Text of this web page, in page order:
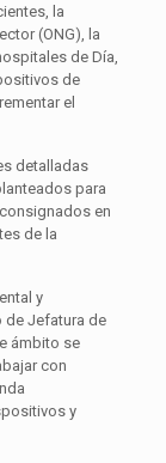
la
(ONG), la
de Día,
de
el
detalladas
para
en
de la
y
de Jefatura de
ámbito se
con
y